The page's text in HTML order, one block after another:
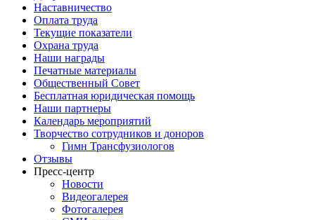
Наставничество
Оплата труда
Текущие показатели
Охрана труда
Наши награды
Печатные материалы
Общественный Совет
Бесплатная юридическая помощь
Наши партнеры
Календарь мероприятий
Творчество сотрудников и доноров
Гимн Трансфузиологов
Отзывы
Пресс-центр
Новости
Видеогалерея
Фотогалерея